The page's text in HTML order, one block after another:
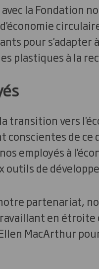
la Fondation
pour s'adapter
plastiques à la
transition vers
conscientes de
employés à
outils de
partenariat,
en étroite
MacArthur